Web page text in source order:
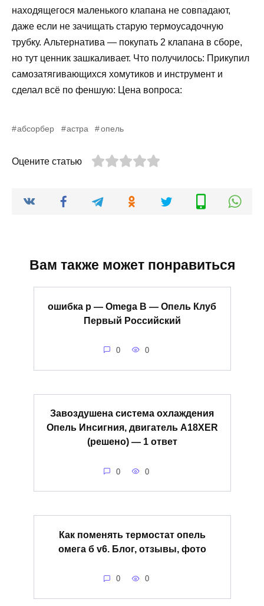
находящегося маленького клапана не совпадают,
даже если не зачищать старую термоусадочную
трубку. Альтернатива — покупать 2 клапана в сборе,
но тут ценник зашкаливает. Что получилось: Прикупил
самозатягивающихся хомутиков и инструмент и
сделал всё по феншую: Цена вопроса:
абсорбер астра опель
Оцените статью
Вам также может понравиться
ошибка p — Omega B — Опель Клуб
Первый Российский
0 0
Завоздушена система охлаждения
Опель Инсигния, двигатель A18XER
(решено) — 1 ответ
0 0
Как поменять термостат опель
омега б v6. Блог, отзывы, фото
0 0